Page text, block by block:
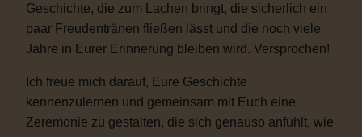
Geschichte, die zum Lachen bringt, die sicherlich ein
paar Freudentränen fließen lässt und die noch viele
Jahre in Eurer Erinnerung bleiben wird. Versprochen!
Ich freue mich darauf, Eure Geschichte
kennenzulernen und gemeinsam mit Euch eine
Zeremonie zu gestalten, die sich genauso anfühlt, wie